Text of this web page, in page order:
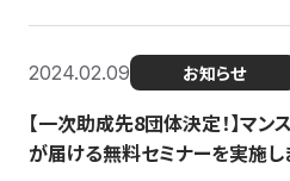
2024.02.09 お知らせ
【一次助成先8団体決定！】マ
が届ける無料セミナーを実施し